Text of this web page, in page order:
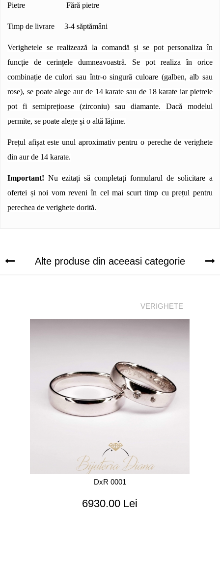
Pietre Fără pietre
Timp de livrare 3-4 săptămâni
Verighetele se realizează la comandă și se pot personaliza în
funcție de cerințele dumneavoastră. Se pot realiza în orice
combinație de culori sau într-o singură culoare (galben, alb sau
rose), se poate alege aur de 14 karate sau de 18 karate iar pietrele
pot fi semiprețioase (zirconiu) sau diamante. Dacă modelul
permite, se poate alege și o altă lățime.
Prețul afișat este unul aproximativ pentru o pereche de verighete
din aur de 14 karate.
Important! Nu ezitați să completați formularul de solicitare a
ofertei și noi vom reveni în cel mai scurt timp cu prețul pentru
perechea de verighete dorită.
Alte produse din aceeasi categorie
VERIGHETE
DxR 0001
6930.00 Lei